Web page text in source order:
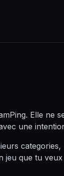
Elle ne
une
jeu que tu